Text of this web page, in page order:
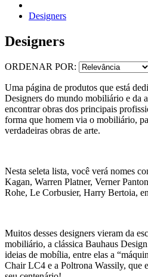
Designers
Designers
ORDENAR POR:
Uma página de produtos que está
Designers do mundo mobiliário e da
encontrar obras dos principais
forma que homem via o mobiliário,
verdadeiras obras de arte.
Nesta seleta lista, você verá nomes
Kagan, Warren Platner, Verner
Rohe, Le Corbusier, Harry Bertoia,
Muitos desses designers vieram da
mobiliário, a clássica Bauhaus
ideias de mobília, entre elas a
Chair LC4 e a Poltrona Wassily, que